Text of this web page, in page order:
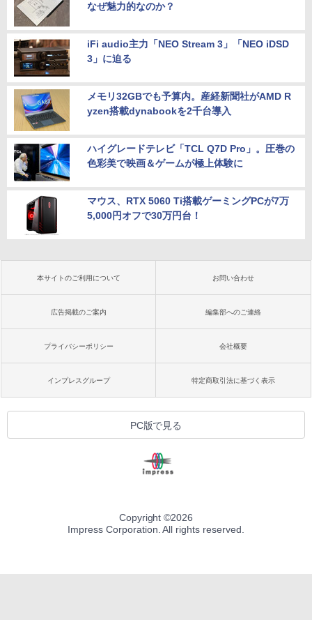
なぜ魅力的なのか？
iFi audio主力「NEO Stream 3」「NEO iDSD
3」に迫る
メモリ32GBでも予算内。産経新聞社がAMD R
yzen搭載dynabookを2千台導入
ハイグレードテレビ「TCL Q7D Pro」。圧巻の
色彩美で映画＆ゲームが極上体験に
マウス、RTX 5060 Ti搭載ゲーミングPCが7万
5,000円オフで30万円台！
本サイトのご利用について お問い合わせ
広告掲載のご案内 編集部へのご連絡
プライバシーポリシー 会社概要
インプレスグループ 特定商取引法に基づく表示
PC版で見る
Copyright ©2026
Impress Corporation. All rights reserved.